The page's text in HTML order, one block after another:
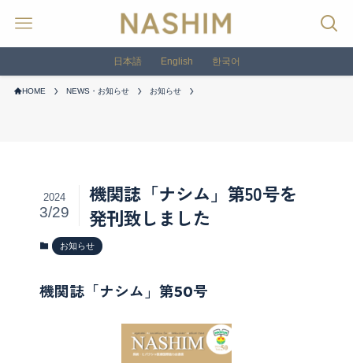
日本語 English 한국어
HOME NEWS・お知らせ お知らせ
機関誌「ナシム」第50号を
発刊致しました
2024
3/29
お知らせ
機関誌「ナシム」第50号